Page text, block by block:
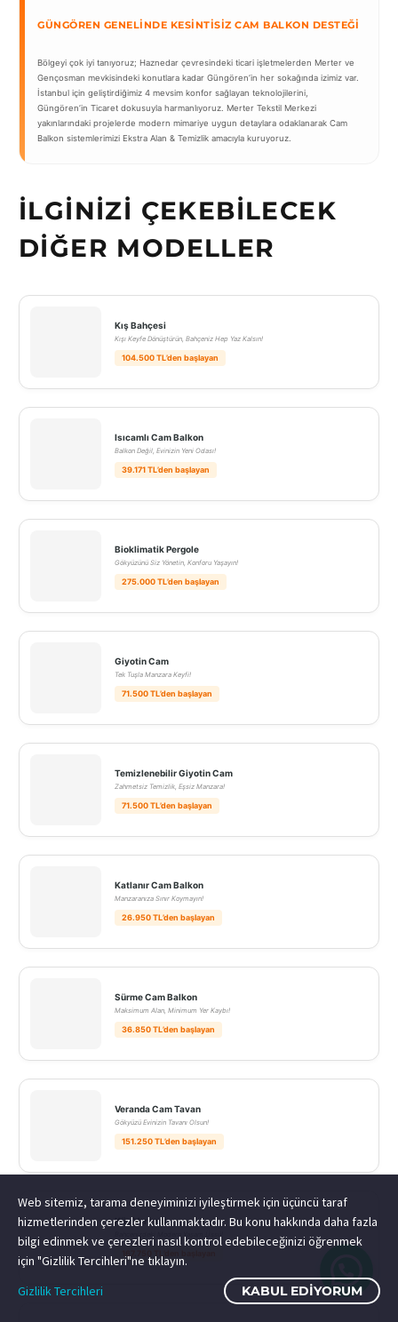
GÜNGÖREN GENELINDE KESINTISIZ CAM BALKON DESTEĞI
Bölgeyi çok iyi tanıyoruz; Haznedar çevresindeki ticari işletmelerden Merter ve
Gençosman mevkisindeki konutlara kadar Güngören’in her sokağında izimiz var.
İstanbul için geliştirdiğimiz 4 mevsim konfor sağlayan teknolojilerini,
Güngören’in Ticaret dokusuyla harmanlıyoruz. Merter Tekstil Merkezi
yakınlarındaki projelerde modern mimariye uygun detaylara odaklanarak Cam
Balkon sistemlerimizi Ekstra Alan & Temizlik amacıyla kuruyoruz.
İLGINIZI ÇEKEBILECEK
DIĞER MODELLER
Kış Bahçesi
Kışı Keyfe Dönüştürün, Bahçeniz Hep Yaz Kalsın!
104.500 TL’den başlayan
Isıcamlı Cam Balkon
Balkon Değil, Evinizin Yeni Odası!
39.171 TL’den başlayan
Bioklimatik Pergole
Gökyüzünü Siz Yönetin, Konforu Yaşayın!
275.000 TL’den başlayan
Giyotin Cam
Tek Tuşla Manzara Keyfi!
71.500 TL’den başlayan
Temizlenebilir Giyotin Cam
Zahmetsiz Temizlik, Eşsiz Manzara!
71.500 TL’den başlayan
Katlanır Cam Balkon
Manzaranıza Sınır Koymayın!
26.950 TL’den başlayan
Sürme Cam Balkon
Maksimum Alan, Minimum Yer Kaybı!
36.850 TL’den başlayan
Veranda Cam Tavan
Gökyüzü Evinizin Tavanı Olsun!
151.250 TL’den başlayan
Küp Veranda
Web sitemiz, tarama deneyiminizi iyileştirmek için üçüncü taraf
hizmetlerinden çerezler kullanmaktadır. Bu konu hakkında daha fazla
bilgi edinmek ve çerezleri nasıl kontrol edebileceğinizi öğrenmek
için "Gizlilik Tercihleri"ne tıklayın.
Gizlilik Tercihleri
KABUL EDIYORUM